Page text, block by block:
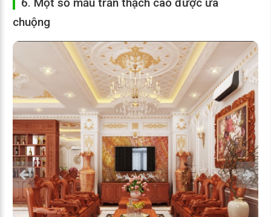
6. Một số mẫu trần thạch cao được ưa
chuộng